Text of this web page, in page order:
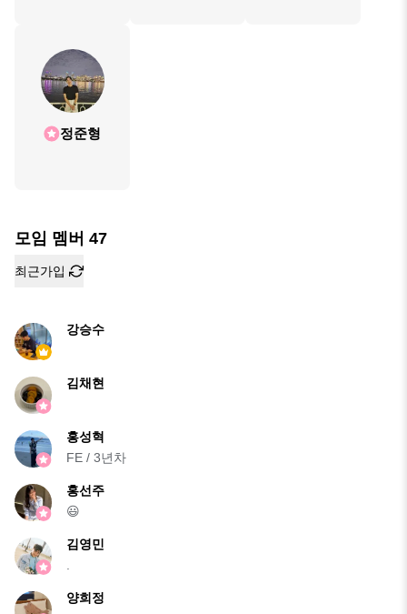
정준형
모임 멤버 47
최근가입
강승수
김채현
홍성혁
FE / 3년차
홍선주
😃
김영민
양희정